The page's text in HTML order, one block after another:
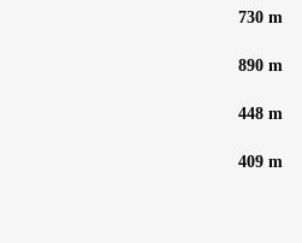
730 m
890 m
448 m
409 m